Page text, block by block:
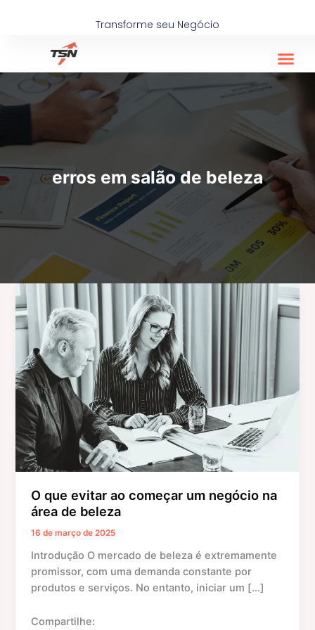
Transforme seu Negócio
erros em salão de beleza
O que evitar ao começar um negócio na
área de beleza
16 de março de 2025
Introdução O mercado de beleza é extremamente
promissor, com uma demanda constante por
produtos e serviços. No entanto, iniciar um […]
Compartilhe:
que
evitar
ao
começar
um
negócio
na
área
de
beleza